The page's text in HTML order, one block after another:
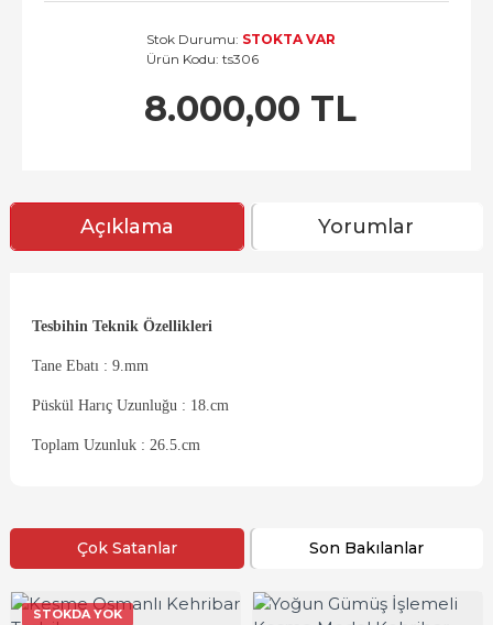
8.000,00 TL
Stok Durumu: STOKTA VAR
Ürün Kodu: ts306
Açıklama Yorumlar
Tesbihin Teknik Özellikleri
Tane Ebatı : 9.mm
Püskül Harıç Uzunluğu : 18.cm
Toplam Uzunluk : 26.5.cm
Çok Satanlar Son Bakılanlar
STOKDA YOK